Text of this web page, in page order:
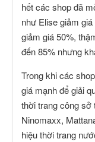
hết các shop đã
như Elise giảm
giảm giá 50%,
đến 85% nhưng
Trong khi các
giá mạnh để giải
thời trang công sở
Ninomaxx,
hiệu thời trang